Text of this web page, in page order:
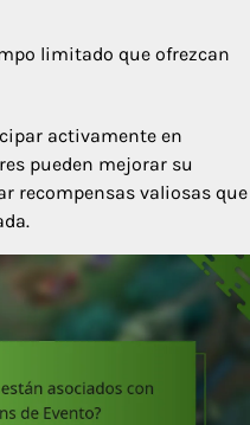
limitado que ofrezcan
activamente en
pueden mejorar su
recompensas valiosas que